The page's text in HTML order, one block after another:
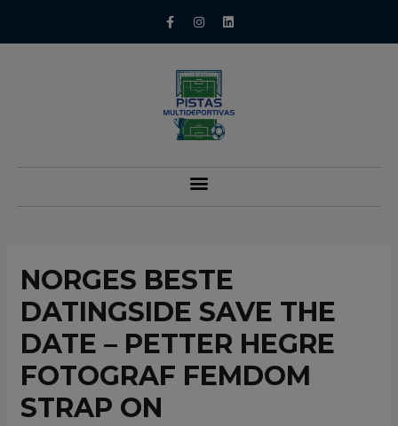
NORGES BESTE
DATINGSIDE SAVE THE
DATE – PETTER HEGRE
FOTOGRAF FEMDOM
STRAP ON